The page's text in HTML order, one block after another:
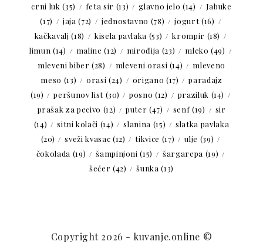
crni luk (35) feta sir (13) glavno jelo (14)
Jabuke
(17)
jaja (72) jednostavno (78) jogurt(16)
kačkavalj (18) kisela pavlaka (53) krompir (18)
limun (14) maline (12) mirođija (23) mleko (49)
mleveni biber (28) mleveni orasi (14)
mleveno
meso (13) orasi (24) origano (17)
paradajz
(19)
peršunov list(30) posno (12) praziluk (14)
prašak za pecivo (12) puter (47) senf(19)
sir
(14)
sitni kolači (14) slanina (15)
slatka pavlaka
(20)
sveži kvasac (12) tikvice (17) ulje (39)
čokolada (19) šampinjoni (15) šargarepa (19)
šećer (42) šunka (13)
Copyright 2026 - kuvanje.online ©